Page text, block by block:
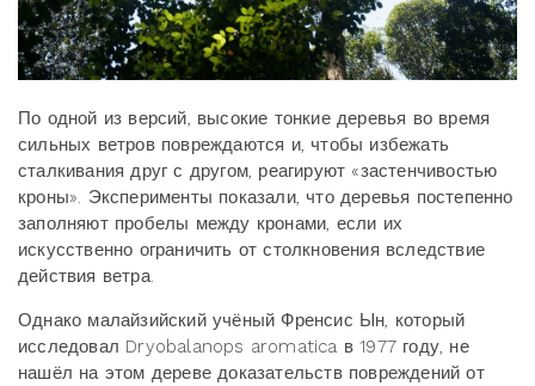
По одной из версий, высокие тонкие деревья во время
сильных ветров повреждаются и, чтобы избежать
сталкивания друг с другом, реагируют «застенчивостью
кроны». Эксперименты показали, что деревья постепенно
заполняют пробелы между кронами, если их
искусственно ограничить от столкновения вследствие
действия ветра.
Однако малайзийский учёный Френсис Ын, который
исследовал Dryobalanops aromatica в 1977 году, не
нашёл на этом дереве доказательств повреждений от